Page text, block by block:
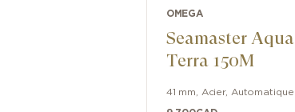
OMEGA
Seamaster Aqua
Terra 150M
41 mm Acier, Automatique